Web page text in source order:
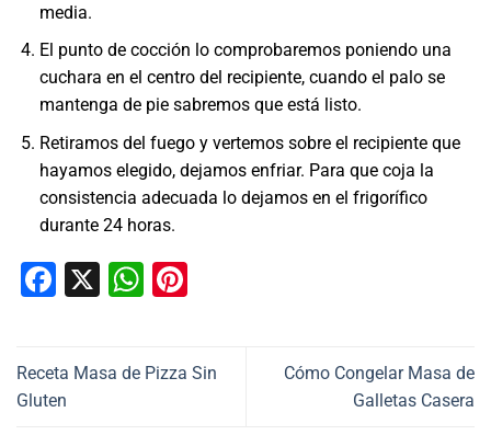
media.
El punto de cocción lo comprobaremos poniendo una
cuchara en el centro del recipiente, cuando el palo se
mantenga de pie sabremos que está listo.
Retiramos del fuego y vertemos sobre el recipiente que
hayamos elegido, dejamos enfriar. Para que coja la
consistencia adecuada lo dejamos en el frigorífico
durante 24 horas.
Facebook
X WhatsApp
Receta Masa de Pizza Sin
Gluten
Cómo Congelar Masa de
Galletas Casera